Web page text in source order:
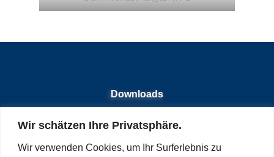
Wir schätzen Ihre Privatsphäre.
Wir verwenden Cookies, um Ihr Surferlebnis zu
Downloads
Kontakt